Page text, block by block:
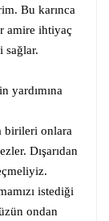
Bu karınca
amire ihtiyaç
sağlar.
yardımına
birileri onlara
Dışarıdan
istediği
ondan